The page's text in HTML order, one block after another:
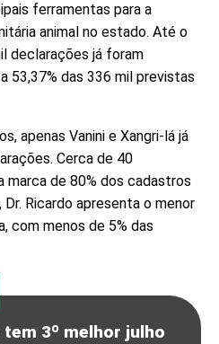
ferramentas para a
animal no estado. Até o
declarações já foram
53,37% das 336 mil previstas
apenas Vanini e Xangri-lá já
Cerca de 40
marca de 80% dos cadastros
Ricardo apresenta o menor
com menos de 5% das
tem 3º melhor julho